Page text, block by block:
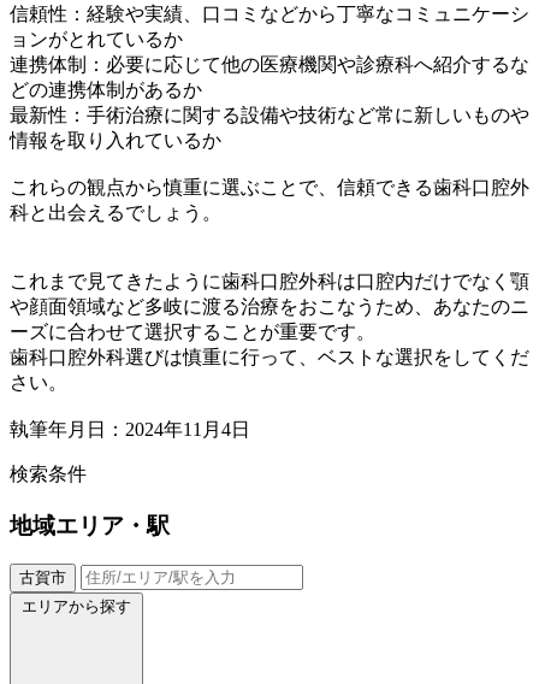
信頼性：経験や実績、口コミなどから丁寧なコミュニケーシ
ョンがとれているか
連携体制：必要に応じて他の医療機関や診療科へ紹介するな
どの連携体制があるか
最新性：手術治療に関する設備や技術など常に新しいものや
情報を取り入れているか
これらの観点から慎重に選ぶことで、信頼できる歯科口腔外
科と出会えるでしょう。
これまで見てきたように歯科口腔外科は口腔内だけでなく顎
や顔面領域など多岐に渡る治療をおこなうため、あなたのニ
ーズに合わせて選択することが重要です。
歯科口腔外科選びは慎重に行って、ベストな選択をしてくだ
さい。
執筆年月日：2024年11月4日
検索条件
地域エリア・駅
古賀市
エリアから探す